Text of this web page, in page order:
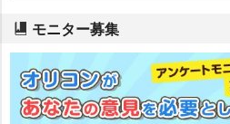
モニター募集